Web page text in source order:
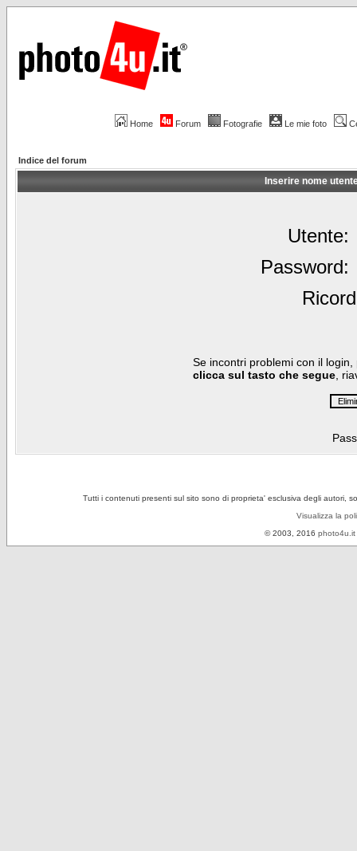
Home Forum Fotografie Le mie foto
Indice del forum
Inserire nome
Utente:
Password:
Se incontri problemi con il
clicca sul tasto che segue ,
Tutti i contenuti presenti sul sito sono di proprieta' esclusiva degli autori,
Visualizza la
© 2003, 2016 photo4u.it